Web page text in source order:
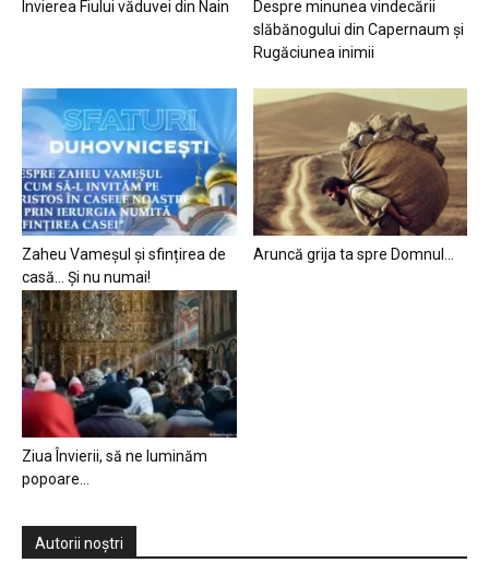
Învierea Fiului văduvei din Nain
Despre minunea vindecării
slăbănogului din Capernaum și
Rugăciunea inimii
Zaheu Vameșul și sfințirea de
casă… Și nu numai!
Aruncă grija ta spre Domnul…
Ziua Învierii, să ne luminăm
popoare…
Autorii noștri